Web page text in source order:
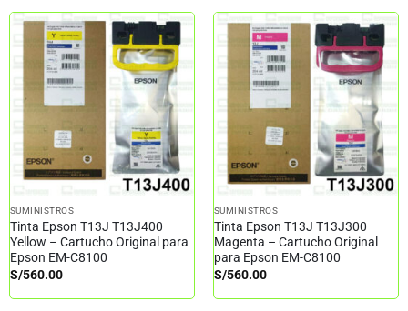
SUMINISTROS
Tinta Epson T13J T13J400
Yellow – Cartucho Original para
Epson EM-C8100
S/560.00
SUMINISTROS
Tinta Epson T13J T13J300
Magenta – Cartucho Original
para Epson EM-C8100
S/560.00